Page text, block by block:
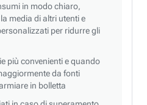
in modo chiaro,
media di altri utenti e
per ridurre gli
più convenienti e quando
da fonti
in bolletta